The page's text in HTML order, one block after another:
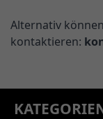
Alternativ
kontaktieren: